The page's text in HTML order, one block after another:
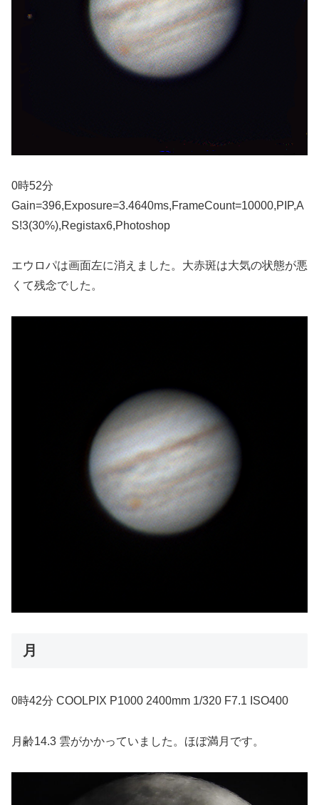
0時52分
Gain=396,Exposure=3.4640ms,FrameCount=10000,PIP,A
S!3(30%),Registax6,Photoshop
エウロパは画面左に消えました。大赤斑は大気の状態が悪
くて残念でした。
月
0時42分 COOLPIX P1000 2400mm 1/320 F7.1 ISO400
月齢14.3 雲がかかっていました。ほぼ満月です。